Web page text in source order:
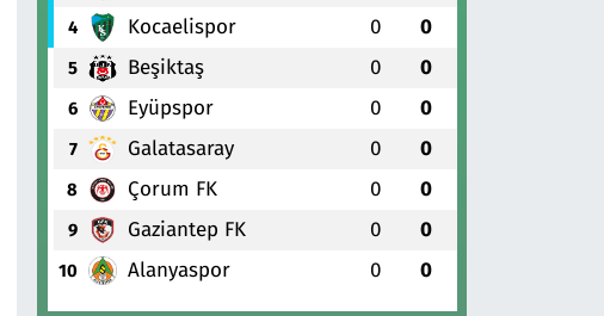
4 Kocaelispor 0 0
5 Beşiktaş 0 0
6 Eyüpspor 0 0
7 Galatasaray 0 0
8 Çorum FK 0 0
9 Gaziantep FK 0 0
10 Alanyaspor 0 0